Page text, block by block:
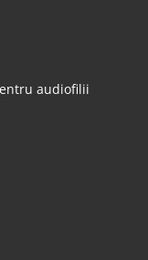
audiofilii